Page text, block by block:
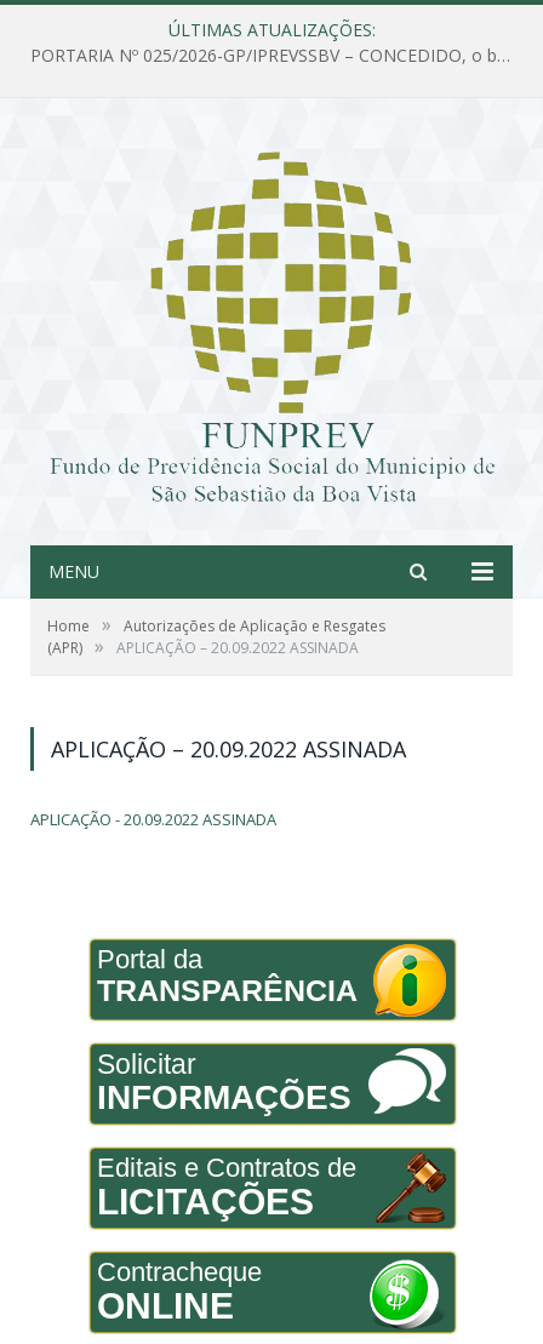
ÚLTIMAS ATUALIZAÇÕES:
PORTARIA Nº 025/2026-GP/IPREVSSBV – CONCEDIDO, o benefício de PENSÃO a MARIA ESTELA DOS SANTOS SOUZA
MENU
Home »
Autorizações de Aplicação e Resgates
(APR) » APLICAÇÃO – 20.09.2022 ASSINADA
APLICAÇÃO – 20.09.2022 ASSINADA
APLICAÇÃO - 20.09.2022 ASSINADA
Portal da
TRANSPARÊNCIA
Solicitar
INFORMAÇÕES
Editais e Contratos de
LICITAÇÕES
Contracheque
ONLINE